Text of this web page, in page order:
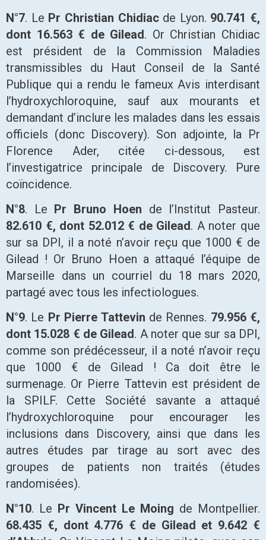
N°7. Le Pr Christian Chidiacde Lyon. 90.741 €,
dont 16.563 € de Gilead. Or Christian Chidiac
est président de la Commission Maladies
transmissibles du Haut Conseil de la Santé
Publique qui a rendu le fameux Avis interdisant
l’hydroxychloroquine, sauf aux mourants et
demandant d’inclure les malades dans les essais
officiels (donc Discovery). Son adjointe, la Pr
Florence Ader, citée ci-dessous, est
l’investigatrice principale de Discovery. Pure
coïncidence.
N°8. Le Pr Bruno Hoen de l’Institut Pasteur.
82.610 €, dont 52.012 € de Gilead. A noter que
sur sa DPI, il a noté n’avoir reçu que 1000 € de
Gilead ! Or Bruno Hoen a attaqué l’équipe de
Marseille dans un courriel du 18 mars 2020,
partagé avec tous les infectiologues.
N°9. Le Pr Pierre Tattevin de Rennes. 79.956 €,
dont 15.028 € de Gilead. A noter que sur sa DPI,
comme son prédécesseur, il a noté n’avoir reçu
que 1000 € de Gilead ! Ca doit être le
surmenage. Or Pierre Tattevin est président de
la SPILF. Cette Société savante a attaqué
l’hydroxychloroquine pour encourager les
inclusions dans Discovery, ainsi que dans les
autres études par tirage au sort avec des
groupes de patients non traités (études
randomisées).
N°10. Le Pr Vincent Le Moing de Montpellier.
68.435 €, dont 4.776 € de Gilead et 9.642 €